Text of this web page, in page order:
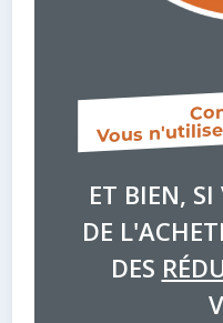
Vous
ET BIEN, SI
DE
DES